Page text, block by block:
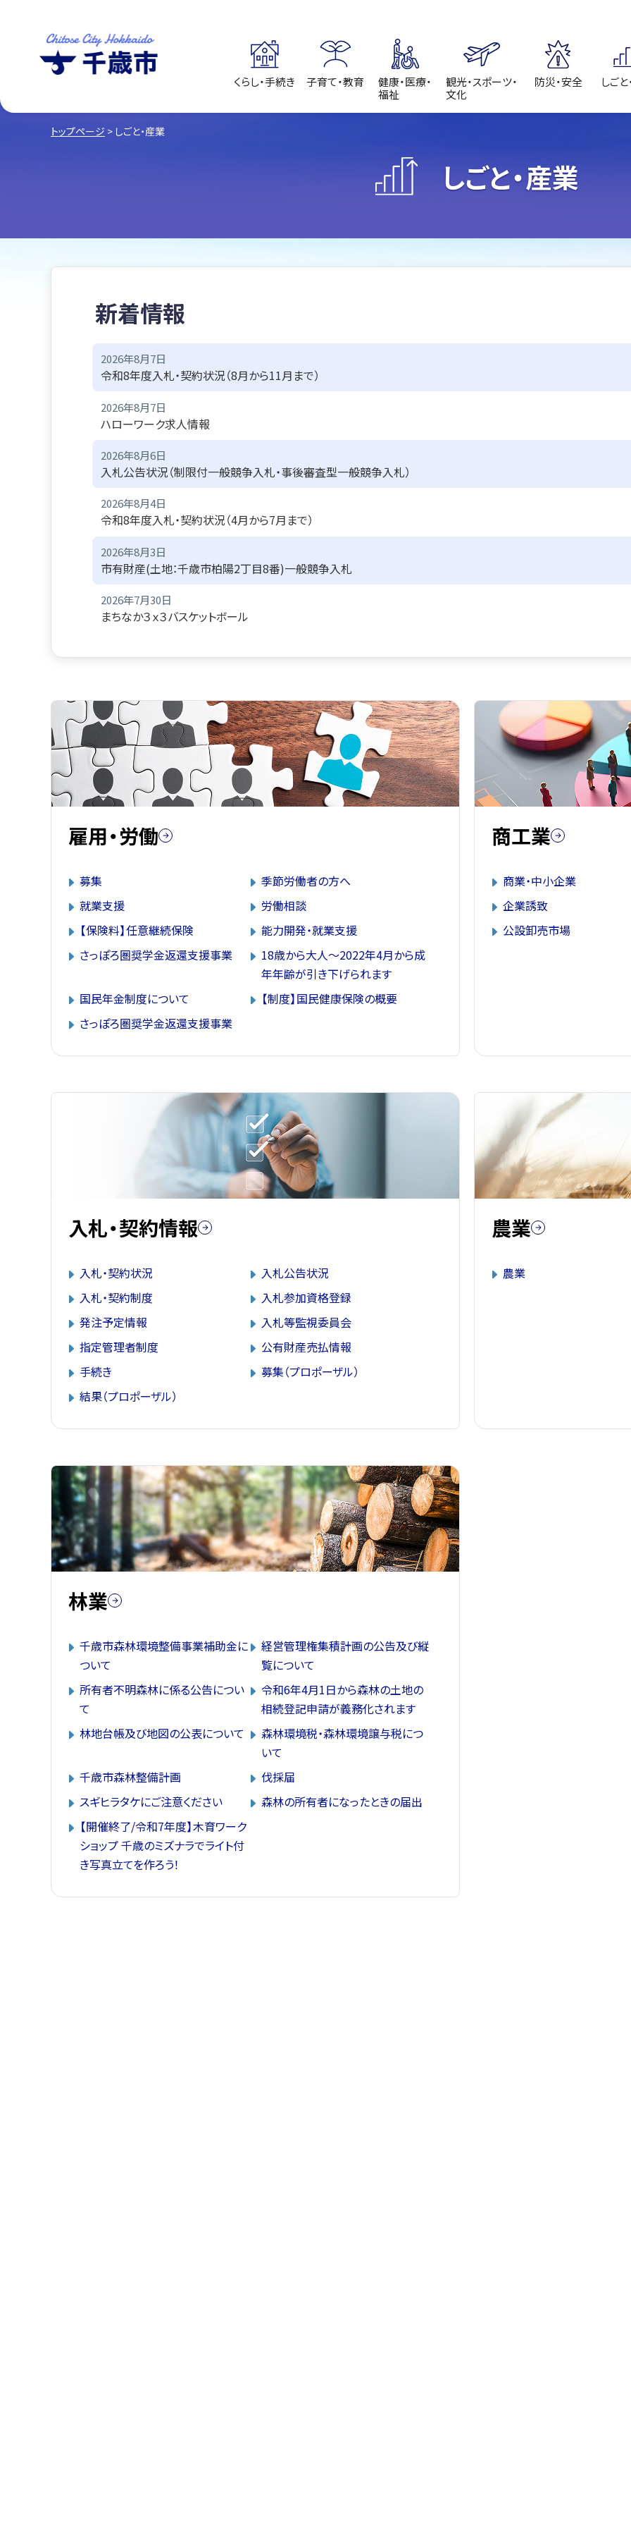
くらし・手続き 子育て・教育
健康・医療・
福祉
観光・スポーツ・
文化
防災・安全 しご
トップページ > しごと・産業
しごと・産業
新着情報
2026年8月7日
令和8年度入札・契約状況（8月から11月まで）
2026年8月7日
ハローワーク求人情報
2026年8月6日
入札公告状況（制限付一般競争入札・事後審査型一般競争入札）
2026年8月4日
令和8年度入札・契約状況（4月から7月まで）
2026年8月3日
市有財産(土地：千歳市柏陽2丁目8番)一般競争入札
2026年7月30日
まちなか３ｘ３バスケットボール
雇用・労働
募集
季節労働者の方へ
就業支援
労働相談
【保険料】任意継続保険
能力開発・就業支援
さっぽろ圏奨学金返還支援事業
18歳から大人～2022年4月から成
年年齢が引き下げられます
国民年金制度について
【制度】国民健康保険の概要
さっぽろ圏奨学金返還支援事業
商工業
商業・中小企業
企業誘致
公設卸売市場
入札・契約情報
入札・契約状況
入札公告状況
入札・契約制度
入札参加資格登録
発注予定情報
入札等監視委員会
指定管理者制度
公有財産売払情報
手続き
募集（プロポーザル）
結果（プロポーザル）
農業
農業
林業
千歳市森林環境整備事業補助金に
ついて
経営管理権集積計画の公告及び縦
覧について
所有者不明森林に係る公告につい
て
令和6年4月1日から森林の土地の
相続登記申請が義務化されます
林地台帳及び地図の公表について
森林環境税・森林環境譲与税につ
いて
千歳市森林整備計画
伐採届
スギヒラタケにご注意ください
森林の所有者になったときの届出
【開催終了/令和7年度】木育ワーク
ショップ 千歳のミズナラでライト付
き写真立てを作ろう！